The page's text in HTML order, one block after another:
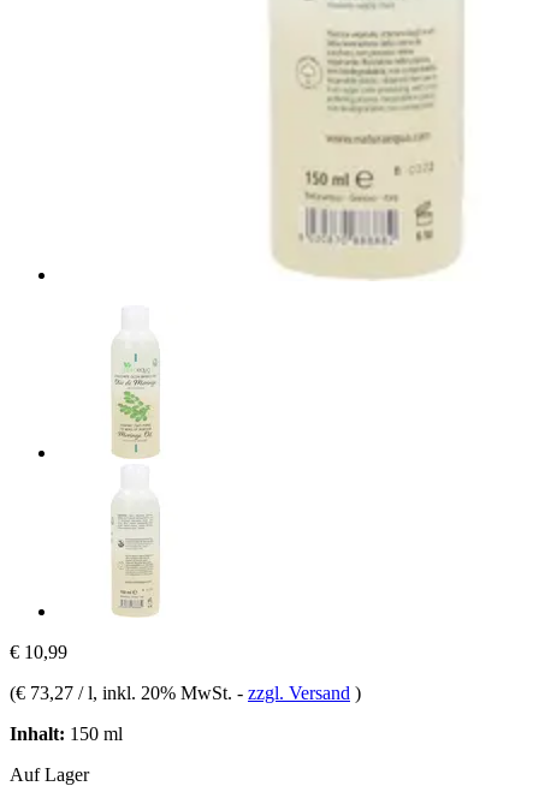
€ 10,99
(€ 73,27 / l, inkl. 20% MwSt. - zzgl. Versand )
Inhalt: 150 ml
Auf Lager